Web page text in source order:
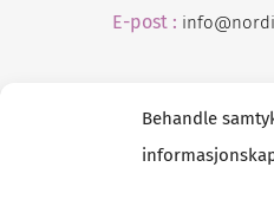
Behandle
E-post : info@